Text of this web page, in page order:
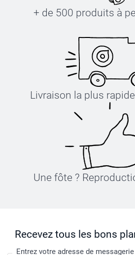
+ de 500 produits à
Livraison la plus
Une fôte ?
Recevez tous les bons
Entrez votre adresse de